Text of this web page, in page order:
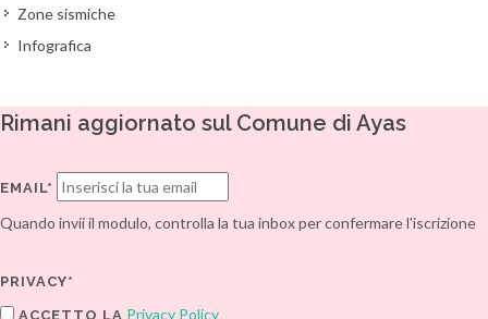
Zone sismiche
Infografica
Rimani aggiornato sul Comune di Ayas
EMAIL*
Quando invii il modulo, controlla la tua inbox per confermare l'iscrizione
PRIVACY*
ACCETTO LA Privacy Policy